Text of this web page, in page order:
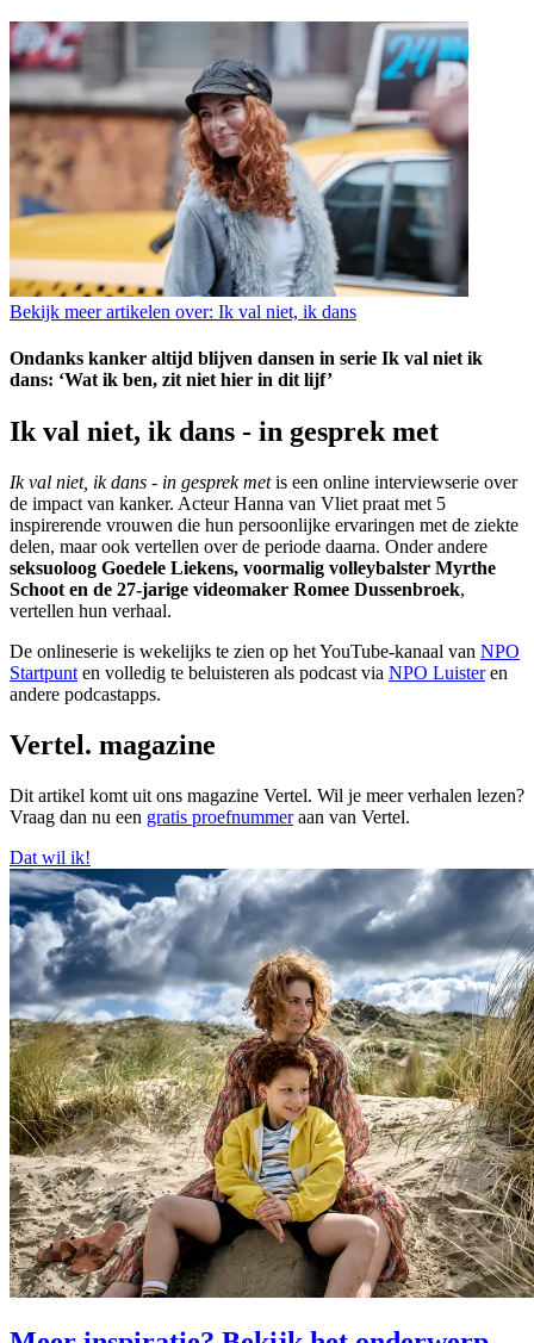
Bekijk meer artikelen over: Ik val niet, ik dans
Ondanks kanker altijd blijven dansen in serie Ik val niet ik
dans: ‘Wat ik ben, zit niet hier in dit lijf’
Ik val niet, ik dans - in gesprek met
Ik val niet, ik dans - in gesprek metis een online interviewserie over
de impact van kanker. Acteur Hanna van Vliet praat met 5
inspirerende vrouwen die hun persoonlijke ervaringen met de ziekte
delen, maar ook vertellen over de periode daarna. Onder andere
seksuoloog Goedele Liekens, voormalig volleybalster Myrthe
Schoot en de 27-jarige videomaker Romee Dussenbroek,
vertellen hun verhaal.
De onlineserie is wekelijks te zien op het YouTube-kanaal van NPO
Startpunt en volledig te beluisteren als podcast via NPO Luisteren
andere podcastapps.
Vertel. magazine
Dit artikel komt uit ons magazine Vertel. Wil je meer verhalen lezen?
Vraag dan nu een gratis proefnummeraan van Vertel.
Dat wil ik!